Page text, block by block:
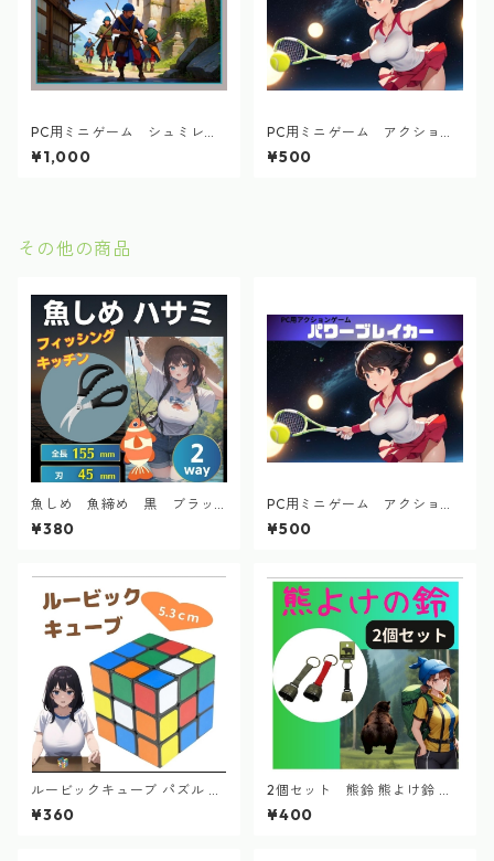
PC用ミニゲーム シュミレー
ション ピクセル戦略盤
¥1,000
PC用ミニゲーム アクショ
ン パワーブレイカー
¥500
その他の商品
魚しめ 魚締め 黒 ブラッ
ク 魚さばき 締め具 釣具ラ
インカッター 多機能ハサミ
¥380
PC用ミニゲーム アクショ
ン パワーブレイカー
¥500
ルービックキューブ パズル 集
中力 認知症 脳トレ 3×3×3 知
育玩具 立体
¥360
2個セット 熊鈴 熊よけ鈴 熊
ベル 山菜 山歩き 熊よけベル
熊よけの鈴
¥400